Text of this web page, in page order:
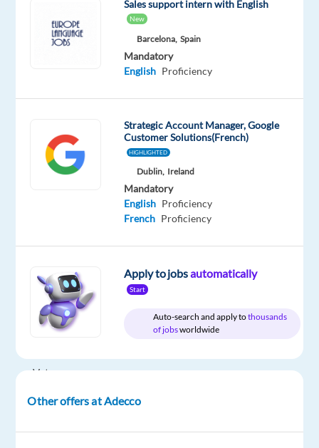
anymore.
Check
and
French
LHH
type
time
Entry
site
Votre
Sales support intern with English
New
Barcelona, Spain
Mandatory
English Proficiency
Strategic Account Manager, Google
Customer Solutions(French)
HIGHLIGHTED
Dublin, Ireland
Mandatory
English Proficiency
French Proficiency
Apply to jobsautomatically
Start
Auto-search and apply tothousands
of jobsworldwide
Other offers at Adecco